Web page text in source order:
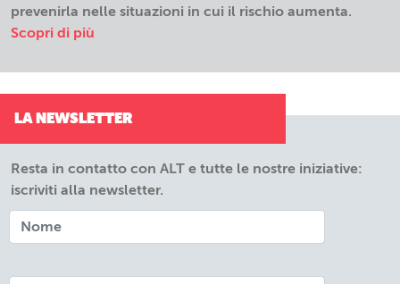
prevenirla nelle situazioni in cui il rischio aumenta.
Scopri di più
LA NEWSLETTER
Resta in contatto con ALT e tutte le nostre iniziative:
iscriviti alla newsletter.